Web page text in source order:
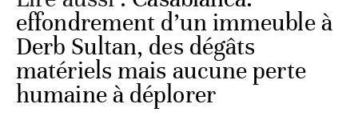
effondrement d’un immeuble à
Derb Sultan, des dégâts
matériels mais aucune perte
humaine à déplorer